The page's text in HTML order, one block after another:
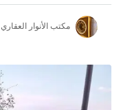
مكتب الأنوار العقاري